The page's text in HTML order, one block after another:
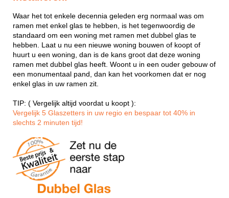
Waar het tot enkele decennia geleden erg normaal was om
ramen met enkel glas te hebben, is het tegenwoordig de
standaard om een woning met ramen met dubbel glas te
hebben. Laat u nu een nieuwe woning bouwen of koopt of
huurt u een woning, dan is de kans groot dat deze woning
ramen met dubbel glas heeft. Woont u in een ouder gebouw of
een monumentaal pand, dan kan het voorkomen dat er nog
enkel glas in uw ramen zit.
TIP: ( Vergelijk altijd voordat u koopt ):
Vergelijk 5 Glaszetters in uw regio en bespaar tot 40% in
slechts 2 minuten tijd!